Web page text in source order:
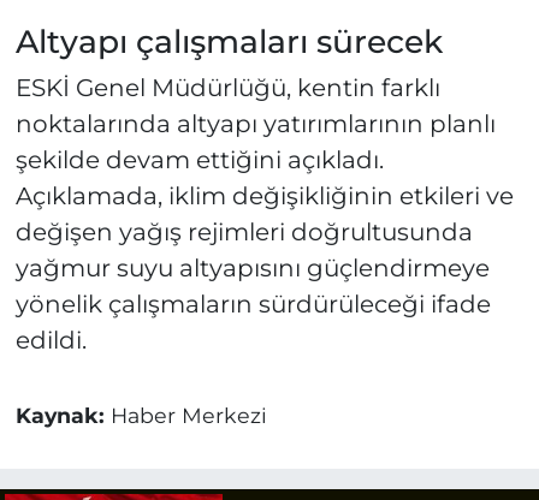
Altyapı çalışmaları sürecek
ESKİ Genel Müdürlüğü, kentin farklı
noktalarında altyapı yatırımlarının planlı
şekilde devam ettiğini açıkladı.
Açıklamada, iklim değişikliğinin etkileri ve
değişen yağış rejimleri doğrultusunda
yağmur suyu altyapısını güçlendirmeye
yönelik çalışmaların sürdürüleceği ifade
edildi.
Kaynak: Haber Merkezi